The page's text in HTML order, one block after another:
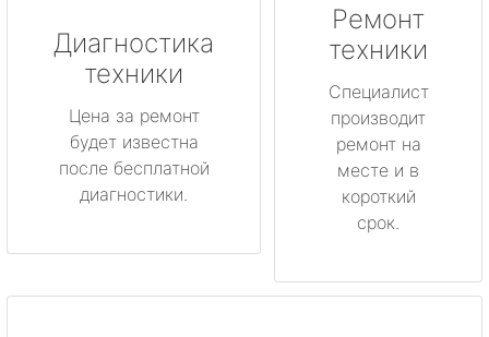
Диагностика
техники
Цена за ремонт
будет известна
после бесплатной
диагностики.
Ремонт
техники
Специалист
производит
ремонт на
месте и в
короткий
срок.